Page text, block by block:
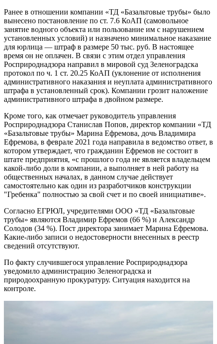
Ранее в отношении компании «ТД «Базальтовые трубы» было
вынесено постановление по ст. 7.6 КоАП (самовольное
занятие водного объекта или пользование им с нарушением
установленных условий) и назначено минимальное наказание
для юрлица — штраф в размере 50 тыс. руб. В настоящее
время он не оплачен. В связи с этим отдел управления
Росприроднадзора направил в мировой суд Зеленоградска
протокол по ч. 1 ст. 20.25 КоАП (уклонение от исполнения
административного наказания и неуплата административного
штрафа в установленный срок). Компании грозит наложение
административного штрафа в двойном размере.
Кроме того, как отмечает руководитель управления
Росприроднадзора Станислав Попов, директор компании «ТД
«Базальтовые трубы» Марина Ефремова, дочь Владимира
Ефремова, в феврале 2021 года направила в ведомство ответ, в
котором утверждает, что гражданин Ефремов не состоит в
штате предприятия, «с прошлого года не является владельцем
какой-либо доли в компании, а выполняет в ней работу на
общественных началах, в данном случае действует
самостоятельно как один из разработчиков конструкции
"Гребенка" полностью за свой счет и по своей инициативе».
Согласно ЕГРЮЛ, учредителями ООО «ТД «Базальтовые
трубы» являются Владимир Ефремов (66 %) и Александр
Солодов (34 %). Пост директора занимает Марина Ефремова.
Какие-либо записи о недостоверности внесенных в реестр
сведений отсутствуют.
По факту случившегося управление Росприроднадзора
уведомило администрацию Зеленоградска и
природоохранную прокуратуру. Ситуация находится на
контроле.